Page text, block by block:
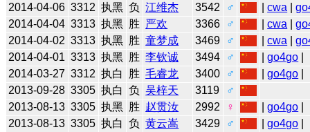
2014-04-06 3312 执黑 负 江维杰 3542 ♂ |cwa |
2014-04-04 3313 执黑 胜 严欢 3366 ♂ |cwa |
2014-04-02 3313 执黑 胜 童梦成 3469 ♂ |cwa |
2014-04-01 3313 执黑 胜 李钦诚 3494 ♂ |go4go
2014-03-27 3312 执白 胜 毛睿龙 3400 ♂ |go4go
2013-09-28 3305 执白 负 吴梓天 3119
♂
2013-08-13 3305 执黑 胜 赵贯汝 2992 ♀ |go4go
2013-08-13 3305 执白 负 黄云嵩 3429 ♂ |go4go